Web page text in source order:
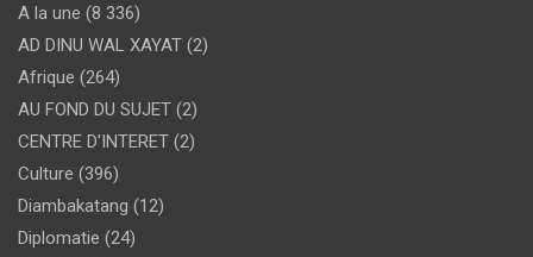
A la une (8 336)
AD DINU WAL XAYAT (2)
Afrique (264)
AU FOND DU SUJET (2)
CENTRE D'INTERET (2)
Culture (396)
Diambakatang (12)
Diplomatie (24)